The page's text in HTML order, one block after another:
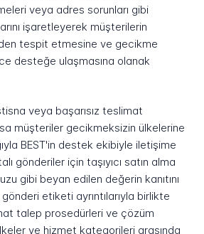
veya adres sorunları gibi
işaretleyerek müşterilerin
tespit etmesine ve gecikme
desteğe ulaşmasına olanak
veya başarısız teslimat
müşteriler gecikmeksizin ülkelerine
BEST'in destek ekibiyle iletişime
gönderiler için taşıyıcı satın alma
gibi beyan edilen değerin kanıtını
etiketi ayrıntılarıyla birlikte
talep prosedürleri ve çözüm
ve hizmet kategorileri arasında